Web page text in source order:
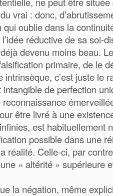
vrai : donc,
qui oublie dans la
réductive de sa soi-
devenu moins beau.
primaire, de le
intrinsèque, c’est juste le
de perfection
être livré à une
est habituellement
possible dans une
réalité. Celle-ci, par
« altérité » supérieure
la négation, même